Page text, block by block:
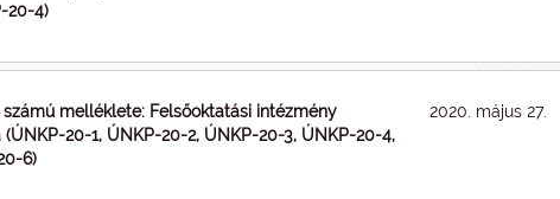
20-4)
melléklete: Felsőoktatási intézmény
20-1, ÚNKP-20-2, ÚNKP-20-3, ÚNKP-20-4,
6)
2020. május 27.